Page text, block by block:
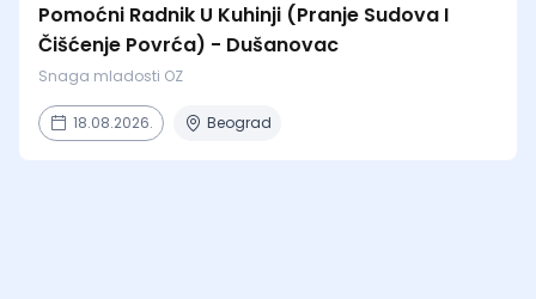
Pomoćni Radnik U Kuhinji (Pranje Sudova I
Čišćenje Povrća) - Dušanovac
Snaga mladosti OZ
18.08.2026. Beograd